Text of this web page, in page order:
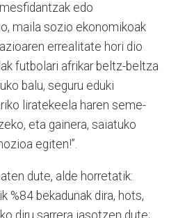
edo
maila sozio ekonomikoak
errealitate hori dio
futbolari afrikar beltz-beltza
balu, seguru eduki
liratekeela haren seme-
eta gainera, saiatuko
egiten!”.
dute, alde horretatik:
%84 bekadunak dira, hots,
diru sarrera jasotzen dute;